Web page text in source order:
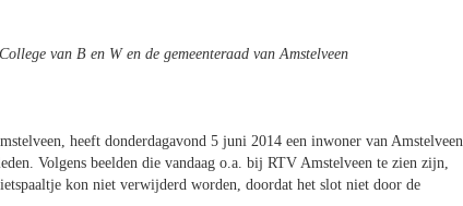
van B en W en de gemeenteraad van Amstelveen
heeft donderdagavond 5 juni 2014 een inwoner van Amstelveen
Volgens beelden die vandaag o.a. bij RTV Amstelveen te zien zijn,
kon niet verwijderd worden, doordat het slot niet door de